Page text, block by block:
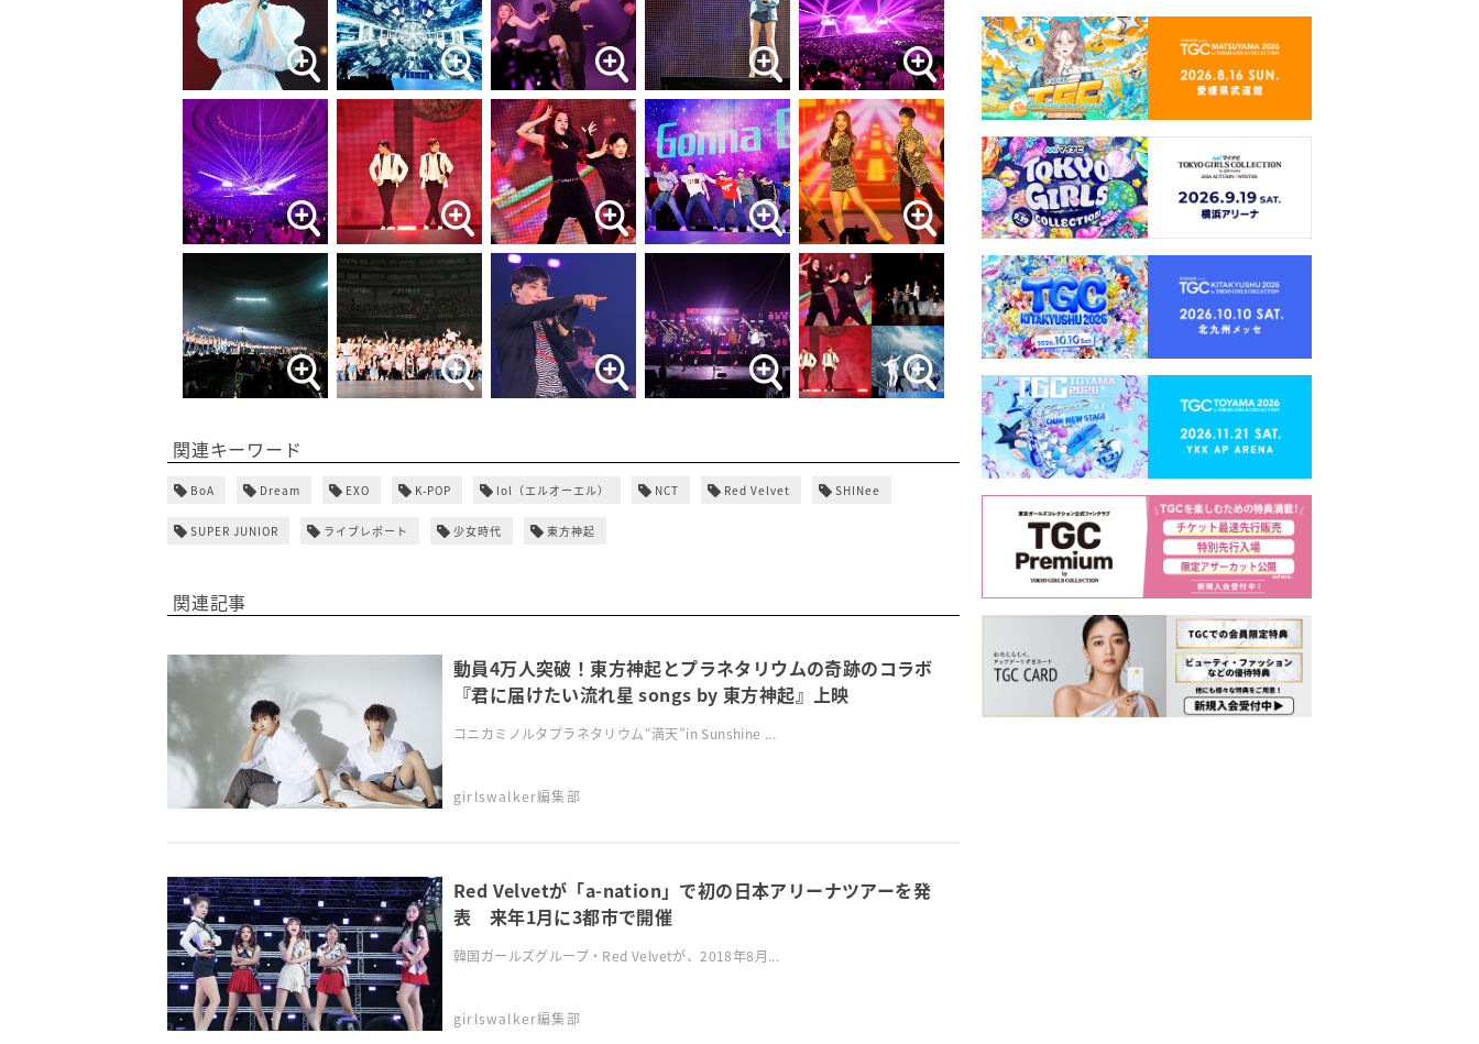
関連キーワード
BoA Dream EXO K-POP lol（エルオーエル） NCT Red Velvet SHINee
SUPER JUNIOR ライブレポート 少女時代 東方神起
関連記事
動員4万人突破！東方神起とプラネタリウムの奇跡のコラボ
『君に届けたい流れ星 songs by 東方神起』上映
コニカミノルタプラネタリウム“満天”in Sunshine ...
girlswalker編集部
Red Velvetが「a-nation」で初の日本アリーナツアーを発
表 来年1月に3都市で開催
韓国ガールズグループ・Red Velvetが、2018年8月...
girlswalker編集部